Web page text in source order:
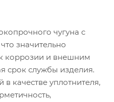
чугуна с
значительно
коррозии и внешним
срок службы изделия.
качестве уплотнителя,